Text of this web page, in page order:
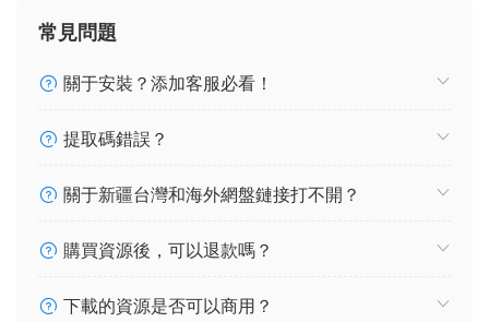
常見問題
關于安裝？添加客服必看！
提取碼錯誤？
關于新疆台灣和海外網盤鏈接打不開？
購買資源後，可以退款嗎？
下載的資源是否可以商用？